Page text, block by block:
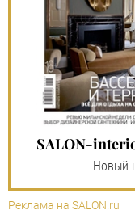
SALON-
Новый
Реклама на SALON.ru